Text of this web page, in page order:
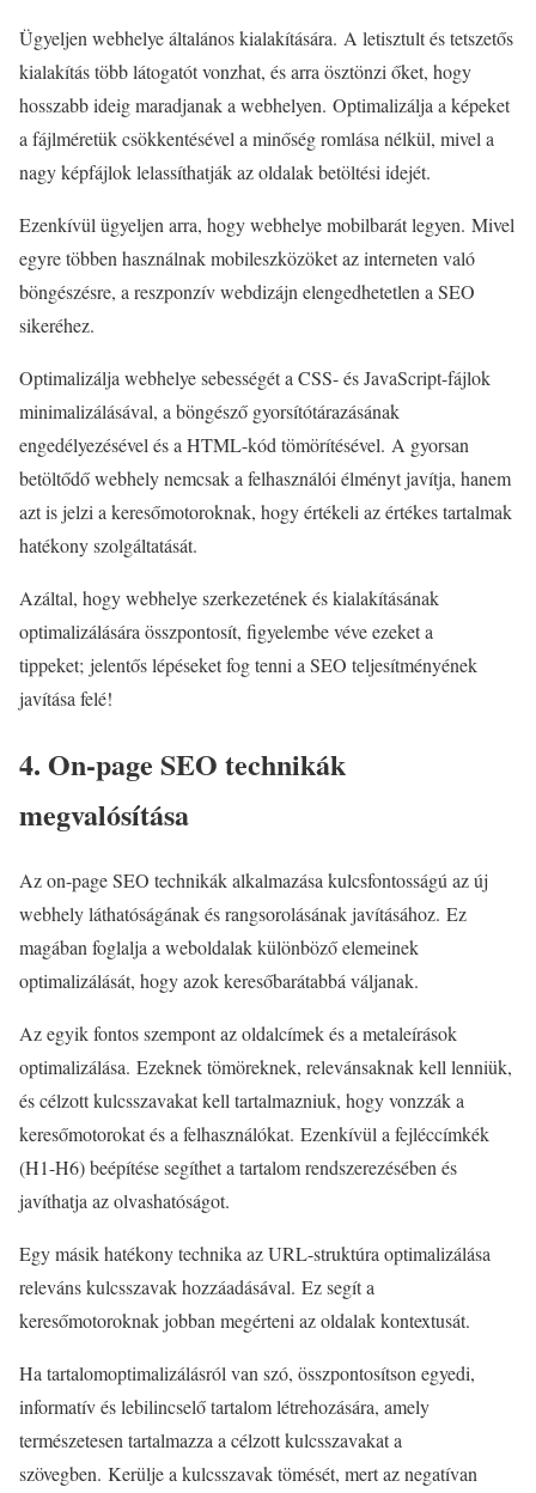
Ügyeljen webhelye általános kialakítására. A letisztult és tetszetős
kialakítás több látogatót vonzhat, és arra ösztönzi őket, hogy
hosszabb ideig maradjanak a webhelyen. Optimalizálja a képeket
a fájlméretük csökkentésével a minőség romlása nélkül, mivel a
nagy képfájlok lelassíthatják az oldalak betöltési idejét.
Ezenkívül ügyeljen arra, hogy webhelye mobilbarát legyen. Mivel
egyre többen használnak mobileszközöket az interneten való
böngészésre, a reszponzív webdizájn elengedhetetlen a SEO
sikeréhez.
Optimalizálja webhelye sebességét a CSS- és JavaScript-fájlok
minimalizálásával, a böngésző gyorsítótárazásának
engedélyezésével és a HTML-kód tömörítésével. A gyorsan
betöltődő webhely nemcsak a felhasználói élményt javítja, hanem
azt is jelzi a keresőmotoroknak, hogy értékeli az értékes tartalmak
hatékony szolgáltatását.
Azáltal, hogy webhelye szerkezetének és kialakításának
optimalizálására összpontosít, figyelembe véve ezeket a
tippeket; jelentős lépéseket fog tenni a SEO teljesítményének
javítása felé!
4. On-page SEO technikák
megvalósítása
Az on-page SEO technikák alkalmazása kulcsfontosságú az új
webhely láthatóságának és rangsorolásának javításához. Ez
magában foglalja a weboldalak különböző elemeinek
optimalizálását, hogy azok keresőbarátabbá váljanak.
Az egyik fontos szempont az oldalcímek és a metaleírások
optimalizálása. Ezeknek tömöreknek, relevánsaknak kell lenniük,
és célzott kulcsszavakat kell tartalmazniuk, hogy vonzzák a
keresőmotorokat és a felhasználókat. Ezenkívül a fejléccímkék
(H1-H6) beépítése segíthet a tartalom rendszerezésében és
javíthatja az olvashatóságot.
Egy másik hatékony technika az URL-struktúra optimalizálása
releváns kulcsszavak hozzáadásával. Ez segít a
keresőmotoroknak jobban megérteni az oldalak kontextusát.
Ha tartalomoptimalizálásról van szó, összpontosítson egyedi,
informatív és lebilincselő tartalom létrehozására, amely
természetesen tartalmazza a célzott kulcsszavakat a
szövegben. Kerülje a kulcsszavak tömését, mert az negatívan